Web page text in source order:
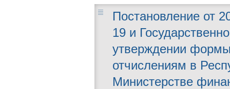
Постановление от
19 и
утверждении
отчислениям в
Министерстве